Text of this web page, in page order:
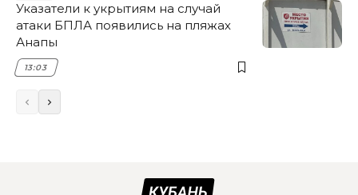
Указатели к укрытиям на случай
атаки БПЛА появились на пляжах
Анапы
13:03